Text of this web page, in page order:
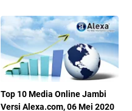
Top 10 Media Online Jambi
Versi Alexa.com, 06 Mei 2020